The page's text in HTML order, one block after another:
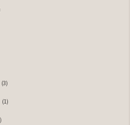
3
1